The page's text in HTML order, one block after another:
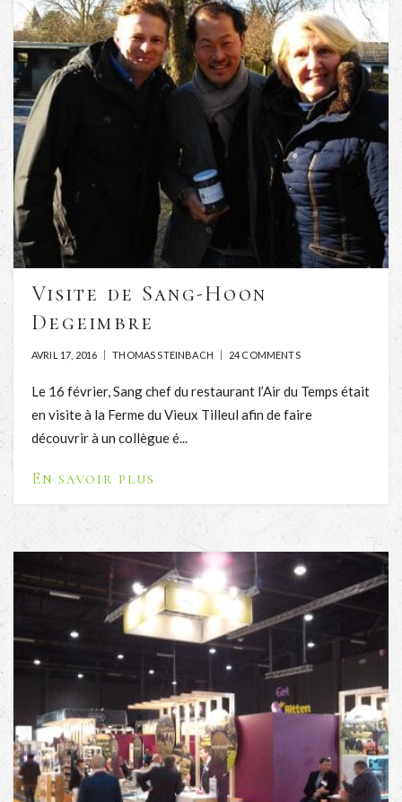
Visite de Sang-Hoon
Degeimbre
AVRIL 17, 2016 THOMAS STEINBACH 24 COMMENTS
Le 16 février, Sang chef du restaurant l’Air du Temps était
en visite à la Ferme du Vieux Tilleul afin de faire
découvrir à un collègue é...
En savoir plus